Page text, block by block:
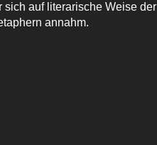
auf literarische Weise der
annahm.